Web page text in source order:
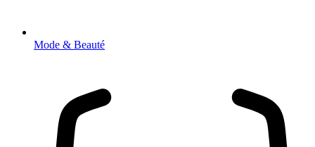
Mode & Beauté